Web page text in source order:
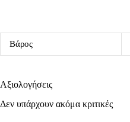
Βάρος
Αξιολογήσεις
Δεν υπάρχουν ακόμα κριτικές